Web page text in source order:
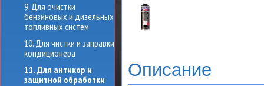
9. Для очистки
бензиновых и дизельных
топливных систем
10. Для чистки и заправки
кондиционера
11. Для антикор и
защитной обработки
Описание